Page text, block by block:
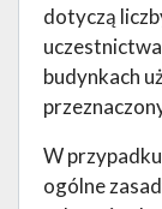
dotyczą
budynkach
W
ogólne